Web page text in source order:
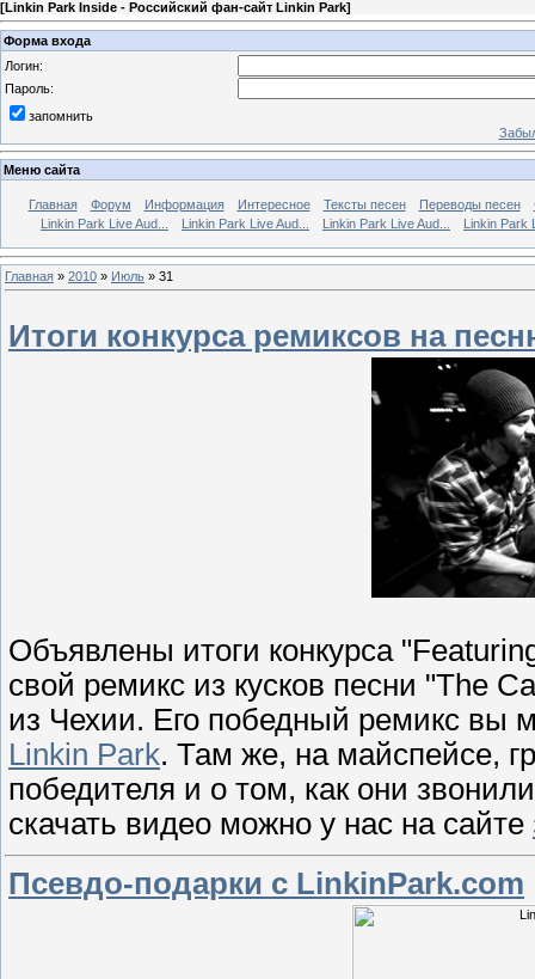
[Linkin Park Inside - Российский фан-сайт Linkin Park]
Форма входа
Логин:
Пароль:
запомнить
Меню сайта
Главная Форум Информация Интересное Тексты песен Переводы песен
Linkin Park Live Aud...
Linkin Park Live Aud... Linkin Park Live Aud... Linkin Park
Главная » 2010 » Июль » 31
Итоги конкурса ремиксов на
Объявлены итоги конкурса
свой ремикс из кусков песни "The
из Чехии. Его победный ремикс вы
Linkin Park. Там же, на майспейсе,
победителя и о том, как они
скачать видео можно у нас на сайте
Псевдо-подарки с LinkinPark.com